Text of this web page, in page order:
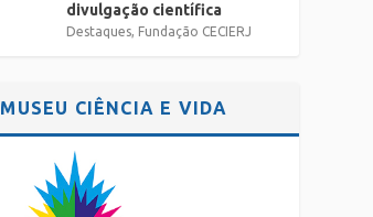
divulgação científica
Destaques, Fundação CECIERJ
MUSEU CIÊNCIA E VIDA